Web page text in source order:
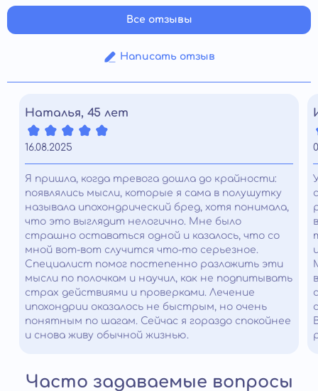
Написать отзыв
Все отзывы
Наталья, 45 лет
16.08.2025
Я пришла, когда тревога дошла до крайности:
появлялись мысли, которые я сама в полушутку
называла ипохондрический бред, хотя понимала,
что это выглядит нелогично. Мне было
страшно оставаться одной и казалось, что со
мной вот-вот случится что-то серьезное.
Специалист помог постепенно разложить эти
мысли по полочкам и научил, как не подпитывать
страх действиями и проверками. Лечение
ипохондрии оказалось не быстрым, но очень
понятным по шагам. Сейчас я гораздо спокойнее
и снова живу обычной жизнью.
Часто задаваемые вопросы